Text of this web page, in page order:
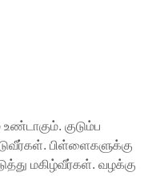
குடும்ப
பிள்ளைகளுக்கு
மகிழ்வீர்கள். வழக்கு